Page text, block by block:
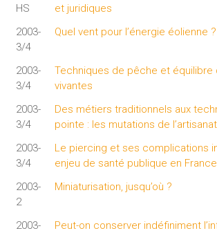
HS
et juridiques
2003-
3/4
Quel vent pour l’énergie éolienne ?
2003-
3/4
Techniques de pêche et
vivantes
2003-
3/4
Des métiers traditionnels aux
pointe : les mutations de l’artisanat
2003-
3/4
Le piercing et ses complications
enjeu de santé publique en France
2003-
2
Miniaturisation, jusqu’où ?
2003-
Peut-on conserver indéfiniment